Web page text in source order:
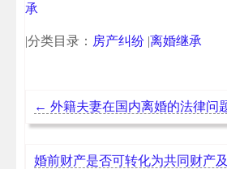
承
|分类目录： 房产纠纷 |离婚继承
← 外籍夫妻在国内离婚的法律问
婚前财产是否可转化为共同财产